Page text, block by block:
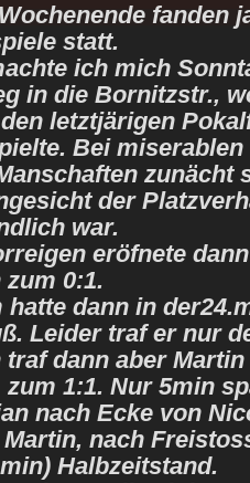
fanden
statt.
ich mich
in die Bornitzstr.,
letztjärigen
Bei
zunächt
der
war.
eröfnete
0:1.
hatte dann in
Leider traf er nur
traf dann aber
zum 1:1. Nur 5min
nach Ecke von
nach
Halbzeitstand.